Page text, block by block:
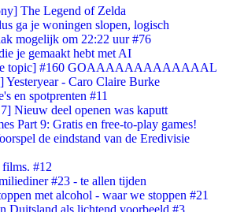
The Legend of Zelda
ga je woningen slopen, logisch
mogelijk om 22:22 uur #76
je gemaakt hebt met AI
topic] #160 GOAAAAAAAAAAAAAL
Yesteryear - Caro Claire Burke
en spotprenten #11
Nieuw deel openen was kaputt
Part 9: Gratis en free-to-play games!
de eindstand van de Eredivisie
#12
#23 - te allen tijden
met alcohol - waar we stoppen #21
Duitsland als lichtend voorbeeld #3